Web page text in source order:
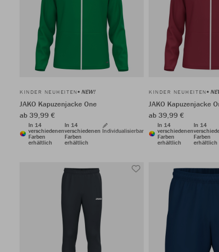
KINDER NEUHEITEN NEW!
JAKO Kapuzenjacke One
ab 39,99 €
In 14
verschiedenen
Farben
erhältlich
In 14
verschiedenen
Farben
erhältlich
Individualisierbar
KINDER NEUHEITEN
JAKO Kapuzenjacke
ab 39,99 €
In 14
verschiedenen
Farben
erhältlich
In 14
Farben
erhältlich